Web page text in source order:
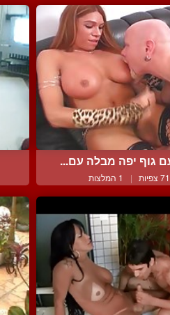
גוף יפה מבלה עם...
| 1 המלצות